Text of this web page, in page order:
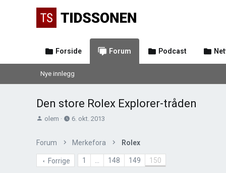
Forside Forum Podcast
Nye innlegg
Den store Rolex Explorer-tråden
T
s
t
olem
O
p
t
6. okt. 2013
Forum Merkefora Rolex
Forrige 1 148 149 150